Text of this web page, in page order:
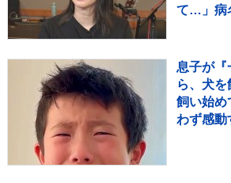
て…」病
息子が『
ら、犬
飼い始
わず感動